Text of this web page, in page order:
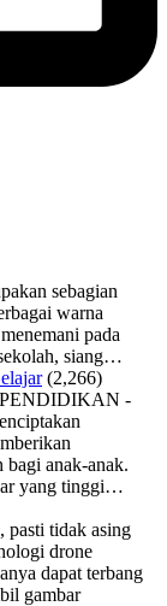
sebagian
warna
pada
siang…
(2,266)
-
bagi anak-anak.
yang tinggi…
pasti tidak asing
drone
dapat terbang
gambar